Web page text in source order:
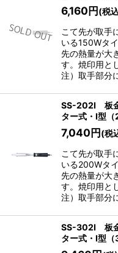
6,160円(税
こて先が取手
いる150Wタ
先の熱量が大
す。焼印用と
注）取手部分
SS-202I 板金
ター式・I型（
7,040円(税
こて先が取手
いる200Wタ
先の熱量が大
す。焼印用と
注）取手部分
SS-302I 板金
ター式・I型（